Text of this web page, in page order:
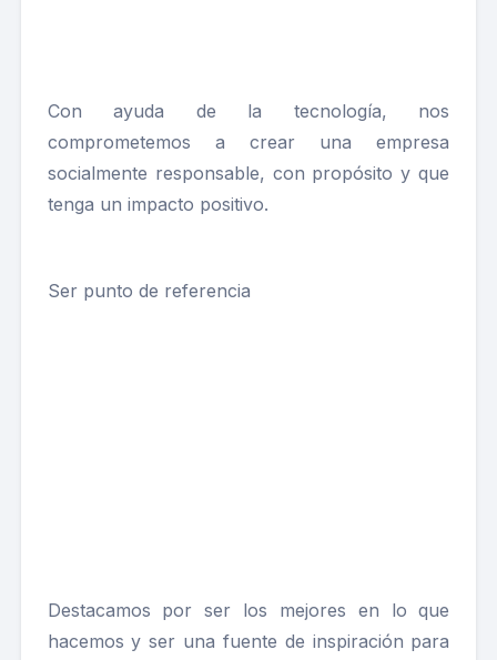
Con ayuda de la tecnología, nos
comprometemos a crear una empresa
socialmente responsable, con propósito y que
tenga un impacto positivo.
Ser punto de referencia
Destacamos por ser los mejores en lo que
hacemos y ser una fuente de inspiración para